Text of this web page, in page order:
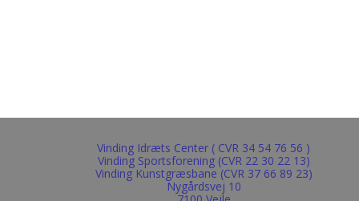
Vinding Idræts Center ( CVR 34 54 76 56 )
Vinding Sportsforening (CVR 22 30 22 13)
Vinding Kunstgræsbane (CVR 37 66 89 23)
Nygårdsvej 10